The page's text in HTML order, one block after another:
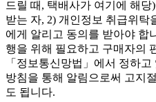
드릴 때, 택배사가 여기에 해
받는 자, 2) 개인정보 취급위탁
에게 알리고 동의를 받아야 합
행을 위해 필요하고 구매자의
「정보통신망법」에서 정하
방침을 통해 알림으로써 고지
도 됩니다.